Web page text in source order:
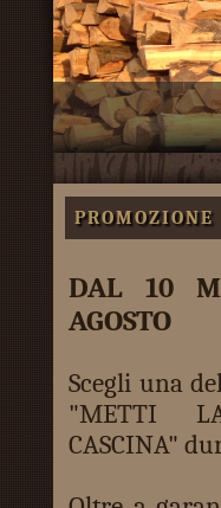
DAL 10
AGOSTO
Scegli una
"METTI
CASCINA"